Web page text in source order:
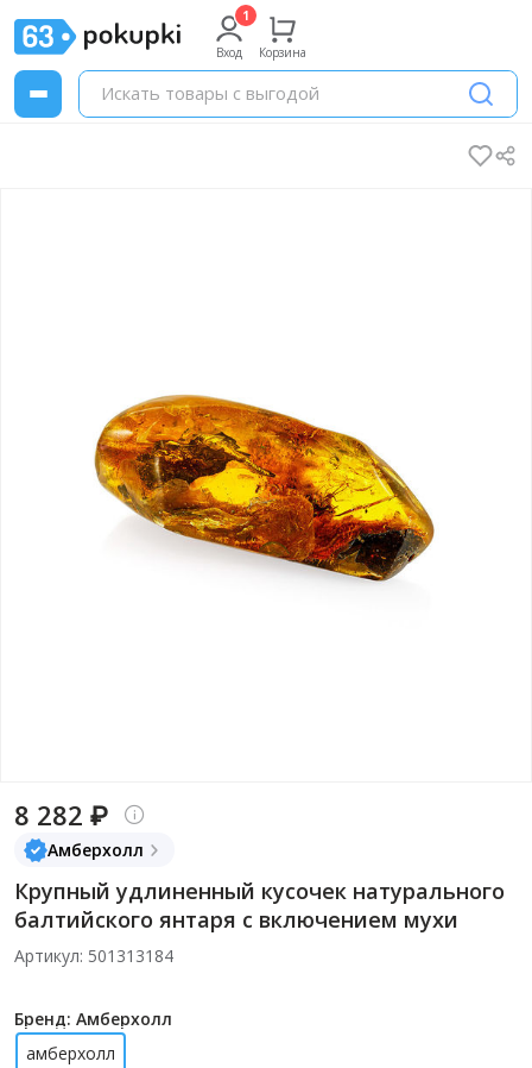
Вход Корзина
8 282 ₽
Амберхолл
Крупный удлиненный кусочек натурального
балтийского янтаря с включением мухи
Артикул: 501313184
Бренд: Амберхолл
амберхолл